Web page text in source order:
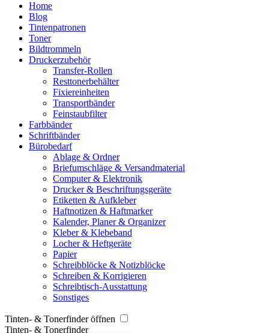
Home
Blog
Tintenpatronen
Toner
Bildtrommeln
Druckerzubehör
Transfer-Rollen
Resttonerbehälter
Fixiereinheiten
Transportbänder
Feinstaubfilter
Farbbänder
Schriftbänder
Bürobedarf
Ablage & Ordner
Briefumschläge & Versandmaterial
Computer & Elektronik
Drucker & Beschriftungsgeräte
Etiketten & Aufkleber
Haftnotizen & Haftmarker
Kalender, Planer & Organizer
Kleber & Klebeband
Locher & Heftgeräte
Papier
Schreibblöcke & Notizblöcke
Schreiben & Korrigieren
Schreibtisch-Ausstattung
Sonstiges
Tinten- & Tonerfinder öffnen
Tinten- & Tonerfinder